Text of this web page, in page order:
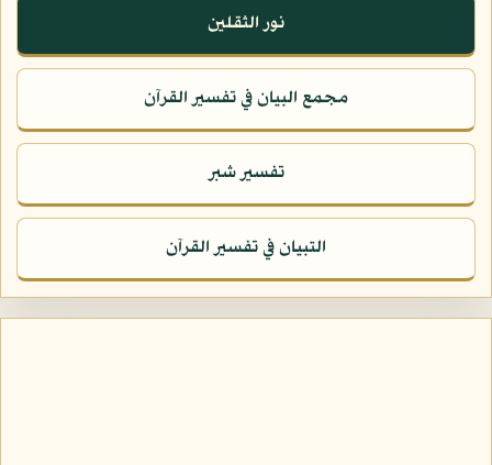
نور الثقلين
مجمع البيان في تفسير القرآن
تفسير شبر
التبيان في تفسير القرآن